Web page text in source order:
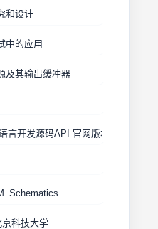
和设计
中的应用
及其输出缓冲器
言开发源码API 官网版本
京科技大学